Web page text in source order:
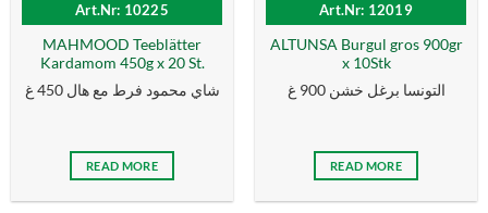
Art.Nr: 10225
MAHMOOD Teeblätter
Kardamom 450g x 20 St.
شاي محمود فرط مع هال 450 غ
READ MORE
Art.Nr: 12019
ALTUNSA Burgul gros 900gr
x 10Stk
التونسا برغل خشن 900 غ
READ MORE